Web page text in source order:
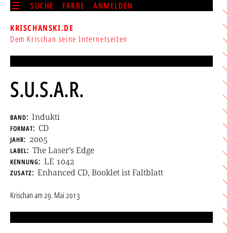
SUCHE FARBE ANMELDEN
KRISCHANSKI.DE
Dem Krischan seine Internetseiten
S.U.S.A.R.
band Indukti
format CD
jahr 2005
label The Laser’s Edge
kennung LE 1042
zusatz Enhanced CD, Booklet ist Faltblatt
Krischanam29. Mai 2013